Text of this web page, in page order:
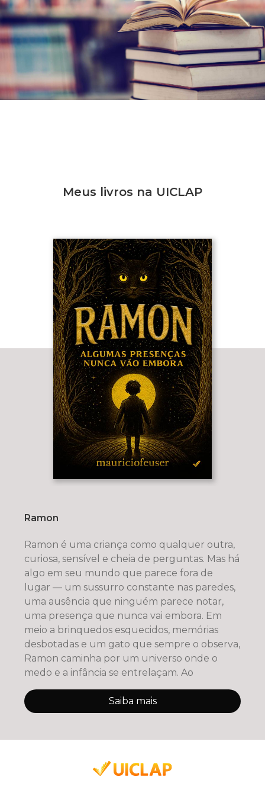
Meus livros na UICLAP
Ramon
Ramon é uma criança como qualquer outra,
curiosa, sensível e cheia de perguntas. Mas há
algo em seu mundo que parece fora de
lugar — um sussurro constante nas paredes,
uma ausência que ninguém parece notar,
uma presença que nunca vai embora. Em
meio a brinquedos esquecidos, memórias
desbotadas e um gato que sempre o observa,
Ramon caminha por um universo onde o
medo e a infância se entrelaçam. Ao
Saiba mais